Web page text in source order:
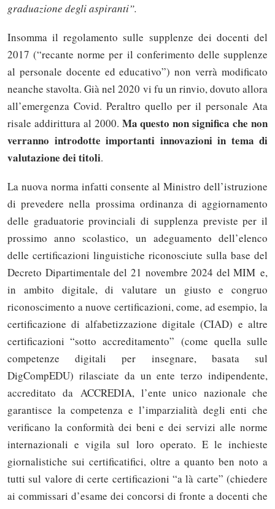
graduazione degli aspiranti”.
Insomma il regolamento sulle supplenze dei docenti del
2017 (“recante norme per il conferimento delle supplenze
al personale docente ed educativo”) non verrà modificato
neanche stavolta. Già nel 2020 vi fu un rinvio, dovuto allora
all’emergenza Covid. Peraltro quello per il personale Ata
risale addirittura al 2000. Ma questo non significa che non
verranno introdotte importanti innovazioni in tema di
valutazione dei titoli.
La nuova norma infatti consente al Ministro dell’istruzione
di prevedere nella prossima ordinanza di aggiornamento
delle graduatorie provinciali di supplenza previste per il
prossimo anno scolastico, un adeguamento dell’elenco
delle certificazioni linguistiche riconosciute sulla base del
Decreto Dipartimentale del 21 novembre 2024 del MIM e,
in ambito digitale, di valutare un giusto e congruo
riconoscimento a nuove certificazioni, come, ad esempio, la
certificazione di alfabetizzazione digitale (CIAD) e altre
certificazioni “sotto accreditamento” (come quella sulle
competenze digitali per insegnare, basata sul
DigCompEDU) rilasciate da un ente terzo indipendente,
accreditato da ACCREDIA, l’ente unico nazionale che
garantisce la competenza e l’imparzialità degli enti che
verificano la conformità dei beni e dei servizi alle norme
internazionali e vigila sul loro operato. E le inchieste
giornalistiche sui certificatifici, oltre a quanto ben noto a
tutti sul valore di certe certificazioni “a là carte” (chiedere
ai commissari d’esame dei concorsi di fronte a docenti che